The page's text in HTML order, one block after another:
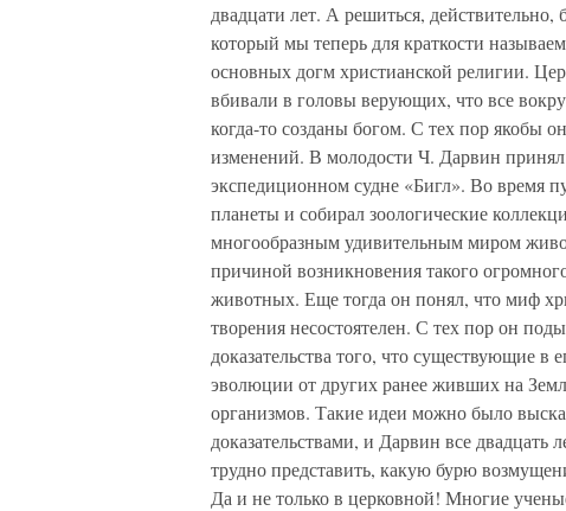
двадцати лет. А решиться,
который мы теперь для краткости
основных догм христианской религии.
вбивали в головы верующих, что все
когда-то созданы богом. С тех пор якобы
изменений. В молодости Ч. Дарвин принял
экспедиционном судне «Бигл». Во время
планеты и собирал зоологические
многообразным удивительным миром
причиной возникновения такого
животных. Еще тогда он понял, что миф
творения несостоятелен. С тех пор он
доказательства того, что существующие в
эволюции от других ранее живших на
организмов. Такие идеи можно было
доказательствами, и Дарвин все
трудно представить, какую бурю
Да и не только в церковной! Многие